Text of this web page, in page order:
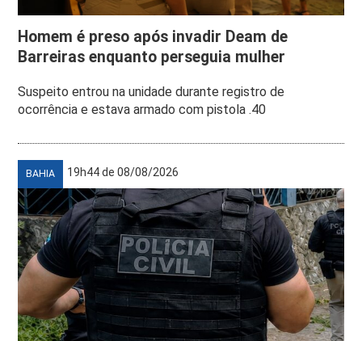
Homem é preso após invadir Deam de
Barreiras enquanto perseguia mulher
Suspeito entrou na unidade durante registro de
ocorrência e estava armado com pistola .40
BAHIA 19h44 de 08/08/2026